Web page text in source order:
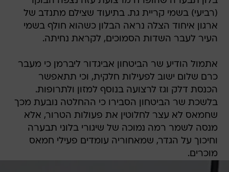
(רביעי) בשמי קריית גת. בתיעוד שצילם מתנדב של
ארגון איחוד הצלה נראה הבלון כשהוא חולף בשמי
העיר לעבר השדות הסמוכים, לקראת נחיתה.
אתמול הודיע שר הביטחון אביגדור ליברמן כי מעבר
כרם שלום ישוב לפעילות חלקית, וכי תתאפשר
הכנסת דלק וגז לרצועה בנוסף למזון ולתרופות.
בלשכת שר הביטחון הסבירו כי ההחלטה נובעת מכך
שחמאס לא עצר לחלוטין את פעולות הטרור, אלא
מנסה לשמר רמה נמוכה של שיגורי בלוני תבערה
וחיכוך על הגדר, שמאחוריה עומדים פעילי חמאס
מוכרים.